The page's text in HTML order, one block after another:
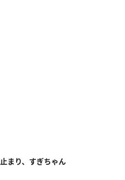
まり、すぎちゃん